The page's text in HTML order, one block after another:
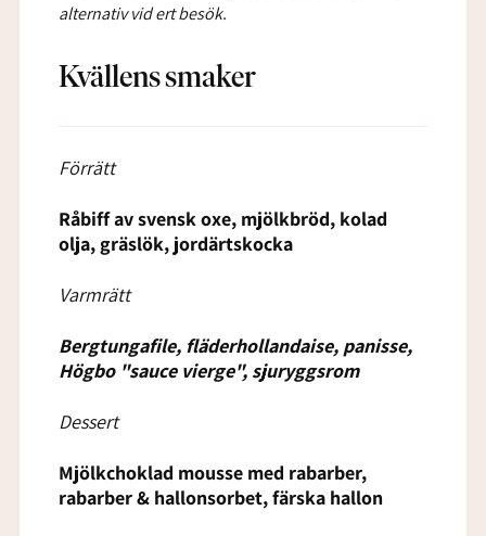
alternativ vid ert besök.
Kvällens smaker
Förrätt
Råbiff av svensk oxe, mjölkbröd, kolad
olja, gräslök, jordärtskocka
Varmrätt
Bergtungafile, fläderhollandaise, panisse,
Högbo "sauce vierge", sjuryggsrom
Dessert
Mjölkchoklad mousse med rabarber,
rabarber & hallonsorbet, färska hallon